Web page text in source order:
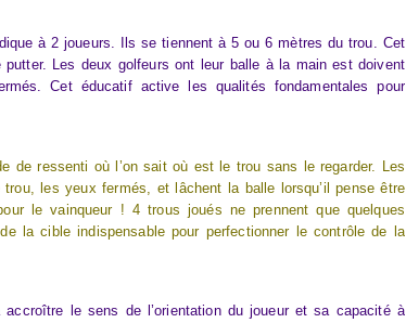
à 2 joueurs. Ils se tiennent à 5 ou 6 mètres du trou. Cet
Les deux golfeurs ont leur balle à la main est doivent
Cet éducatif active les qualités fondamentales pour
de ressenti où l’on sait où est le trou sans le regarder. Les
les yeux fermés, et lâchent la balle lorsqu’il pense être
le vainqueur ! 4 trous joués ne prennent que quelques
la cible indispensable pour perfectionner le contrôle de la
le sens de l’orientation du joueur et sa capacité à